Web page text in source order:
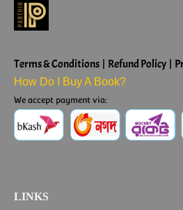
Terms & Conditions | Refund Policy |
How Do I Buy A Book?
We accept payment via:
LINKS